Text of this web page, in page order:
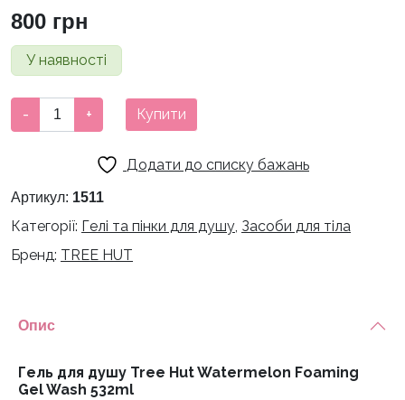
800 грн
У наявності
для
Hut
Foaming
Gel
кількість
- + Купити
Додати до списку бажань
Артикул: 1511
Категорії: Гелі та пінки для душу, Засоби для тіла
Бренд: TREE HUT
Опис
Гель для душу Tree Hut Watermelon Foaming
Gel Wash 532ml